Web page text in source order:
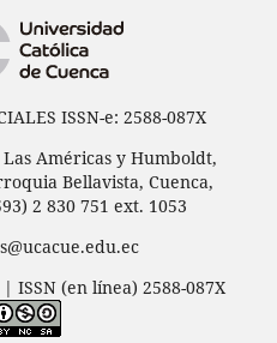
ISSN-e: 2588-087X
Américas y Humboldt,
Bellavista, Cuenca,
2 830 751 ext. 1053
ISSN (en línea) 2588-087X